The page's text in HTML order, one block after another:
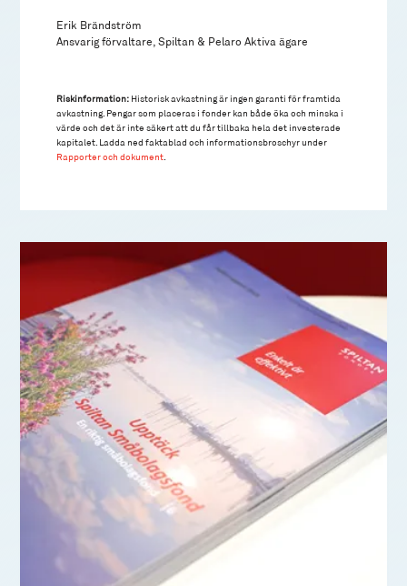
Erik Brändström
Ansvarig förvaltare, Spiltan & Pelaro Aktiva ägare
Riskinformation: Historisk avkastning är ingen garanti för framtida
avkastning. Pengar som placeras i fonder kan både öka och minska i
värde och det är inte säkert att du får tillbaka hela det investerade
kapitalet. Ladda ned faktablad och informationsbroschyr under
Rapporter och dokument